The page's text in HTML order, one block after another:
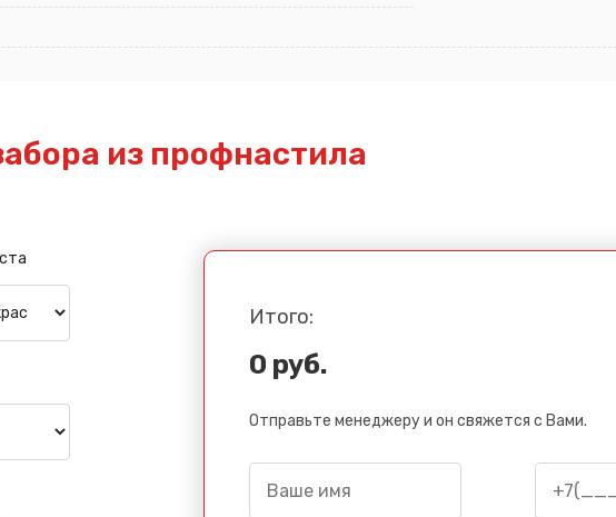
из профнастила
Итого:
0 руб.
Отправьте менеджеру и он свяжется с Вами.